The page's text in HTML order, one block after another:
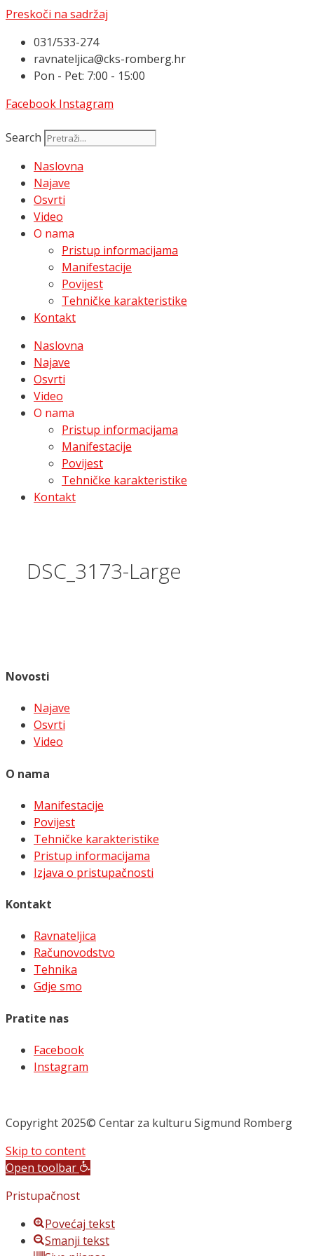
Preskoči na sadržaj
031/533-274
ravnateljica@cks-romberg.hr
Pon - Pet: 7:00 - 15:00
Facebook Instagram
Search
Naslovna
Najave
Osvrti
Video
O nama
Pristup informacijama
Manifestacije
Povijest
Tehničke karakteristike
Kontakt
Naslovna
Najave
Osvrti
Video
O nama
Pristup informacijama
Manifestacije
Povijest
Tehničke karakteristike
Kontakt
DSC_3173-Large
Novosti
Najave
Osvrti
Video
O nama
Manifestacije
Povijest
Tehničke karakteristike
Pristup informacijama
Izjava o pristupačnosti
Kontakt
Ravnateljica
Računovodstvo
Tehnika
Gdje smo
Pratite nas
Facebook
Instagram
Copyright 2025© Centar za kulturu Sigmund Romberg
Skip to content
Open toolbar
Pristupačnost
Povećaj tekst
Smanji tekst